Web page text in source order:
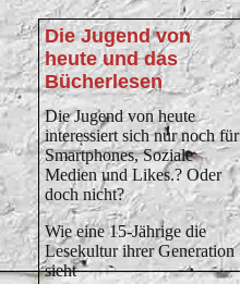
Die Jugend von
heute und das
Bücherlesen
Die Jugend von heute
interessiert sich nur noch für
Smartphones, Soziale
Medien und Likes.? Oder
doch nicht?
Wie eine 15-Jährige die
Lesekultur ihrer Generation
sieht